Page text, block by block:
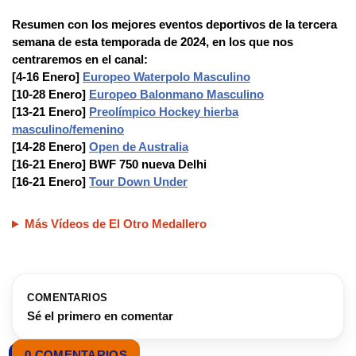
Resumen con los mejores eventos deportivos de la tercera
semana de esta temporada de 2024, en los que nos
centraremos en el canal:
[4-16 Enero] Europeo Waterpolo Masculino
[10-28 Enero] Europeo Balonmano Masculino
[13-21 Enero] Preolímpico Hockey hierba
masculino/femenino
[14-28 Enero] Open de Australia
[16-21 Enero] BWF 750 nueva Delhi
[16-21 Enero] Tour Down Under
Más Vídeos de El Otro Medallero
COMENTARIOS
Sé el primero en comentar